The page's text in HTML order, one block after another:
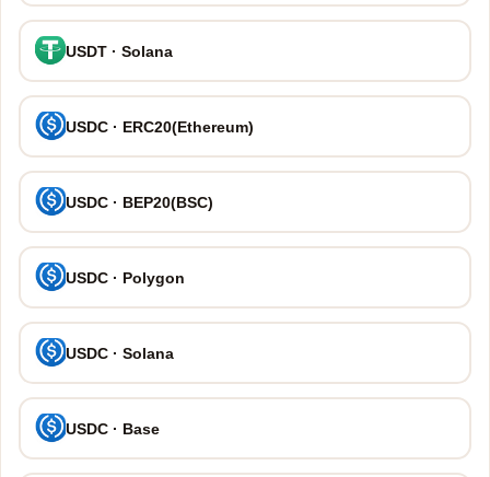
USDT · Solana
USDC · ERC20(Ethereum)
USDC · BEP20(BSC)
USDC · Polygon
USDC · Solana
USDC · Base